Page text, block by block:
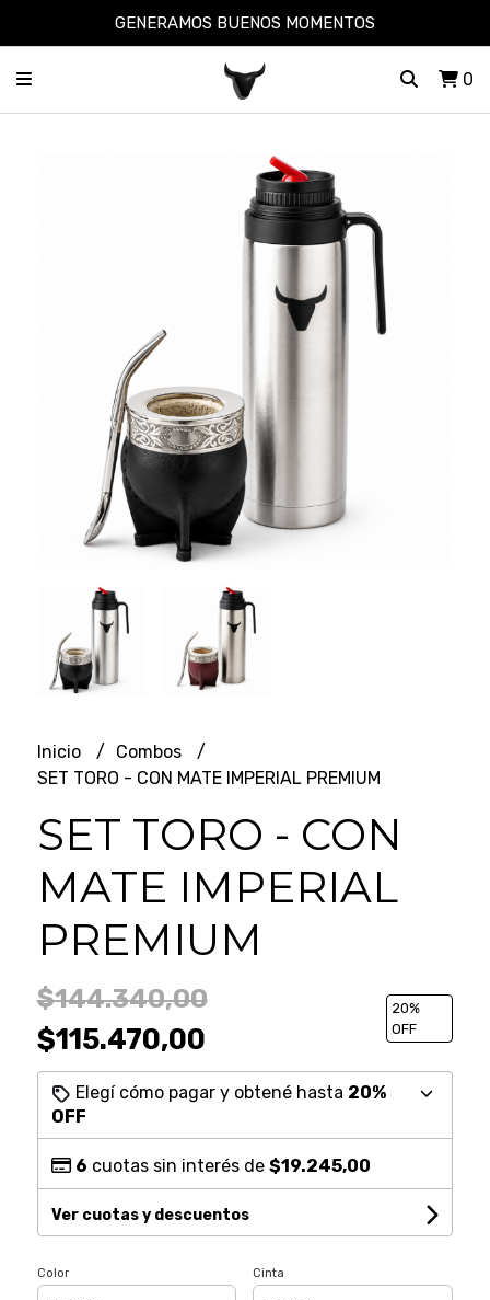
GENERAMOS BUENOS MOMENTOS
0
Inicio
Combos
SET TORO - CON MATE IMPERIAL PREMIUM
SET TORO - CON
MATE IMPERIAL
PREMIUM
$144.340,00
$115.470,00
20%
OFF
Elegí cómo pagar y obtené hasta 20%
OFF
6 cuotas sin interés de $19.245,00
Ver cuotas y descuentos
Color Cinta